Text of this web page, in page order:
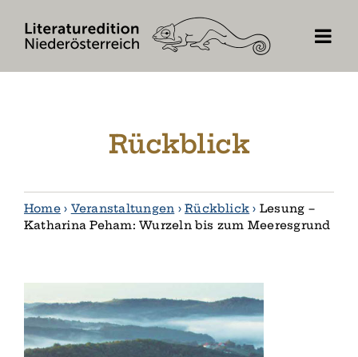
content
Rückblick
Home› Veranstaltungen ›Rückblick › Lesung –
Katharina Peham: Wurzeln bis zum Meeresgrund